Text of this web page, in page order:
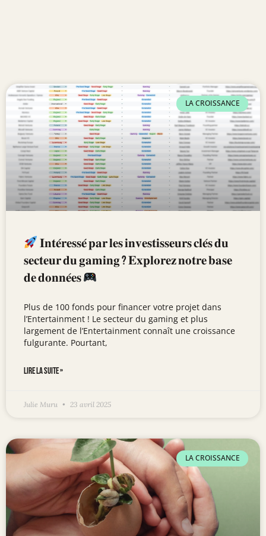
LA CROISSANCE
𝐈𝐧𝐭𝐞́𝐫𝐞𝐬𝐬𝐞́ 𝐩𝐚𝐫 𝐥𝐞𝐬 𝐢𝐧𝐯𝐞𝐬𝐭𝐢𝐬𝐬𝐞𝐮𝐫𝐬 𝐜𝐥𝐞́𝐬 𝐝𝐮
𝐬𝐞𝐜𝐭𝐞𝐮𝐫 𝐝𝐮 𝐠𝐚𝐦𝐢𝐧𝐠 ? 𝐄𝐱𝐩𝐥𝐨𝐫𝐞𝐳 𝐧𝐨𝐭𝐫𝐞 𝐛𝐚𝐬𝐞
𝐝𝐞 𝐝𝐨𝐧𝐧𝐞́𝐞𝐬
Plus de 100 fonds pour financer votre projet dans
l’Entertainment ! Le secteur du gaming et plus
largement de l’Entertainment connaît une croissance
fulgurante. Pourtant,
LIRE LA SUITE »
Julie Muru 23 avril 2025
LA CROISSANCE